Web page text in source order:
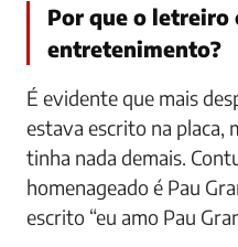
Por que o letreiro
entretenimento?
É evidente que mais
estava escrito na placa,
tinha nada demais.
homenageado é Pau
escrito “eu amo Pau